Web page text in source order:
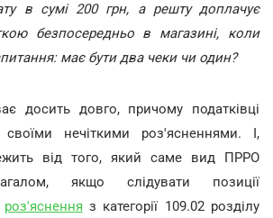
в сумі 200 грн, а решту доплачує
безпосередньо в магазині, коли
має бути два чеки чи один?
досить довго, причому податківці
своїми нечіткими роз'ясненнями. І,
від того, який саме вид ПРРО
якщо слідувати позиції
роз'яснення з категорії 109.02 розділу